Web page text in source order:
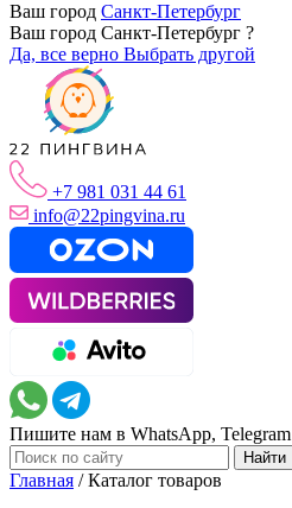
Ваш город Санкт-Петербург
Ваш город Санкт-Петербург ?
Да, все верно Выбрать другой
+7 981 031 44 61
info@22pingvina.ru
Пишите нам в WhatsApp, Telegram
Главная /Каталог товаров